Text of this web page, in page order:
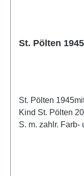
St. Pölten 1945
St. Pölten
Kind St. Pölten
S. m. zahlr. Farb-